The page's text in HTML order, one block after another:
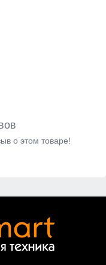
о этом товаре!